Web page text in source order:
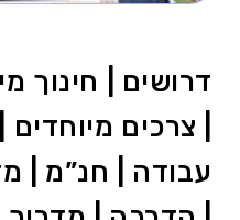
דרושים | חינוך
| צרכים
עבודה | חנ”מ |